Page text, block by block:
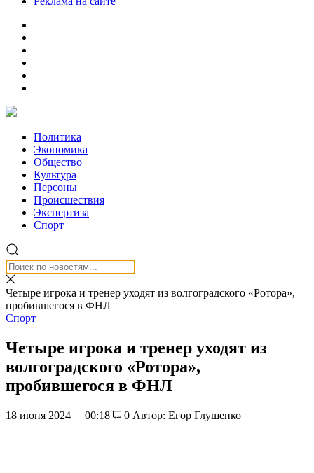
Политика
Экономика
Общество
Культура
Персоны
Происшествия
Экспертиза
Спорт
Четыре игрока и тренер уходят из волгоградского «Ротора»,
пробившегося в ФНЛ
Спорт
Четыре игрока и тренер уходят из
волгоградского «Ротора»,
пробившегося в ФНЛ
18 июня 2024 00:18 0 Автор: Егор Глушенко